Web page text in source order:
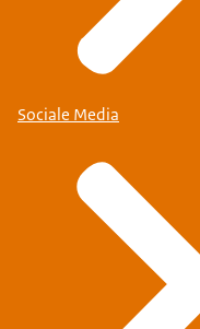
Sociale Media